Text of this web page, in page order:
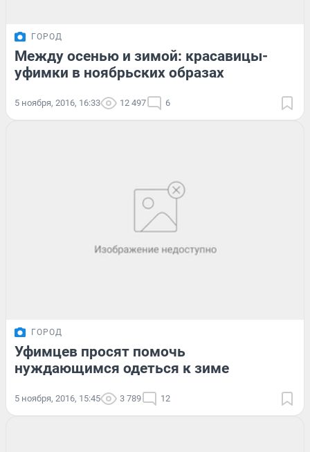
ГОРОД
Между осенью и зимой: красавицы-
уфимки в ноябрьских образах
5 ноября, 2016, 16:33 12 497 6
ГОРОД
Уфимцев просят помочь
нуждающимся одеться к зиме
5 ноября, 2016, 15:45 3 789 12